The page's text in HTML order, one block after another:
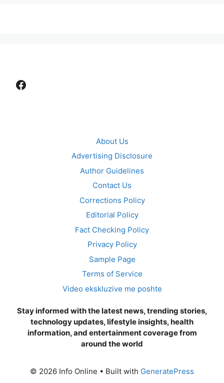
Facebook
About Us
Advertising Disclosure
Author Guidelines
Contact Us
Corrections Policy
Editorial Policy
Fact Checking Policy
Privacy Policy
Sample Page
Terms of Service
Video ekskluzive me poshte
Stay informed with the latest news, trending stories,
technology updates, lifestyle insights, health
information, and entertainment coverage from
around the world
© 2026 Info Online • Built with GeneratePress